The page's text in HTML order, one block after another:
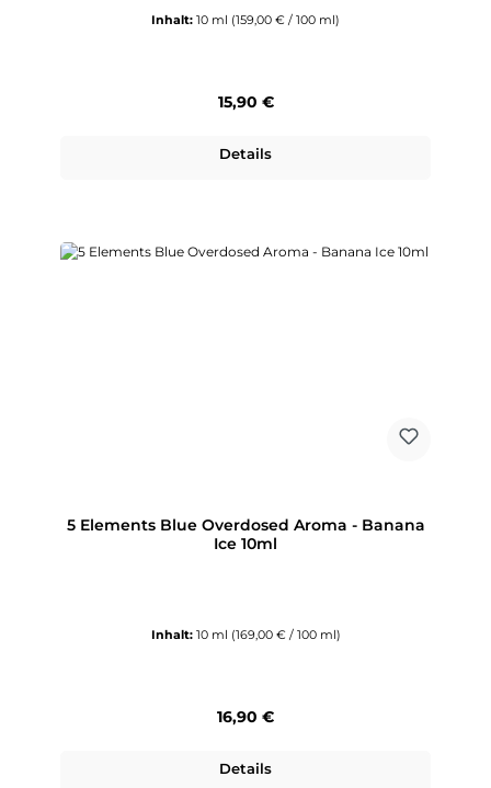
Inhalt: 10 ml (159,00 € / 100 ml)
Regulärer Preis:
15,90 €
Details
5 Elements Blue Overdosed Aroma - Banana
Ice 10ml
Inhalt: 10 ml (169,00 € / 100 ml)
Regulärer Preis:
16,90 €
Details